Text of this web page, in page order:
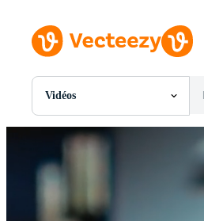
Vidéos
Toutes Images
Photos
Vecteurs